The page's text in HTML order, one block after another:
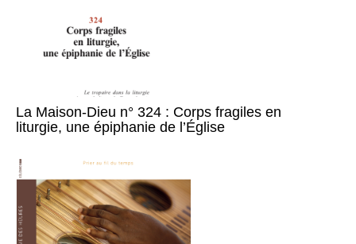
La Maison-Dieu n° 324 : Corps fragiles en
liturgie, une épiphanie de l’Église